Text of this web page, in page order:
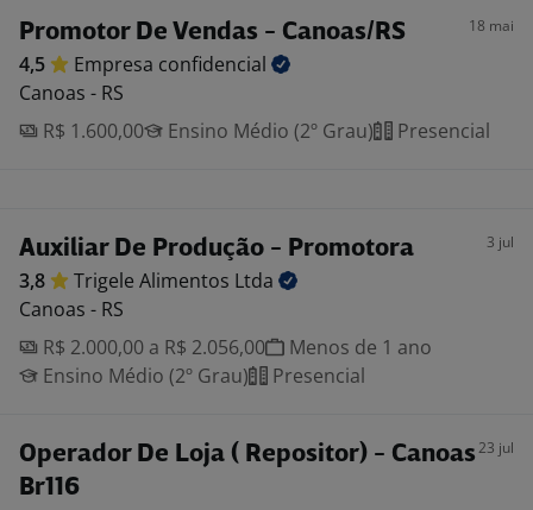
Promotor De Vendas - Canoas/RS 18 mai
4,5 Empresa confidencial
Canoas - RS
R$ 1.600,00
Ensino Médio (2º Grau) Presencial
Auxiliar De Produção - Promotora 3 jul
3,8 Trigele Alimentos Ltda
Canoas - RS
R$ 2.000,00 a R$ 2.056,00
Menos de 1 ano
Ensino Médio (2º Grau)
Presencial
Operador De Loja ( Repositor) - Canoas
Br116
23 jul